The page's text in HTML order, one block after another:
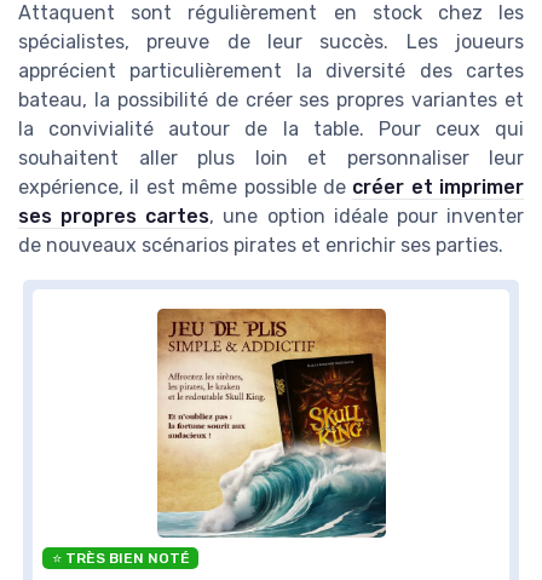
Attaquent sont régulièrement en stock chez les
spécialistes, preuve de leur succès. Les joueurs
apprécient particulièrement la diversité des cartes
bateau, la possibilité de créer ses propres variantes et
la convivialité autour de la table. Pour ceux qui
souhaitent aller plus loin et personnaliser leur
expérience, il est même possible de créer et imprimer
ses propres cartes, une option idéale pour inventer
de nouveaux scénarios pirates et enrichir ses parties.
⭐ TRÈS BIEN NOTÉ